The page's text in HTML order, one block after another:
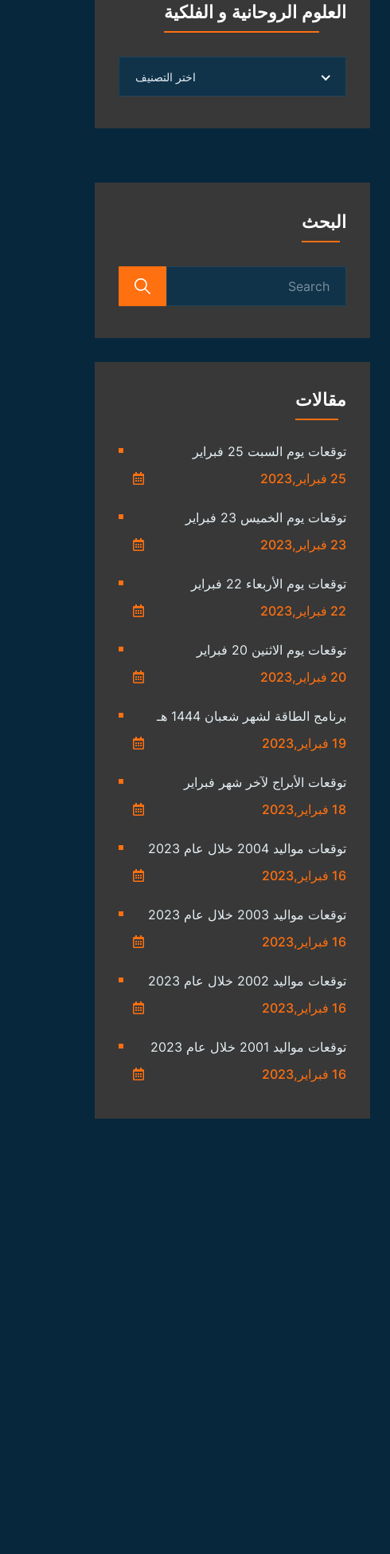
العلوم الروحانية و الفلكية
الروحانية
الفلكية
اختر التصنيف
البحث
مقالات
توقعات يوم السبت 25 فبراير
25 فبراير,2023
توقعات يوم الخميس 23 فبراير
23 فبراير,2023
توقعات يوم الأربعاء 22 فبراير
22 فبراير,2023
توقعات يوم الاثنين 20 فبراير
20 فبراير,2023
برنامج الطاقة لشهر شعبان 1444 هـ
19 فبراير,2023
توقعات الأبراج لآخر شهر فبراير
18 فبراير,2023
توقعات مواليد 2004 خلال عام 2023
16 فبراير,2023
توقعات مواليد 2003 خلال عام 2023
16 فبراير,2023
توقعات مواليد 2002 خلال عام 2023
16 فبراير,2023
توقعات مواليد 2001 خلال عام 2023
16 فبراير,2023